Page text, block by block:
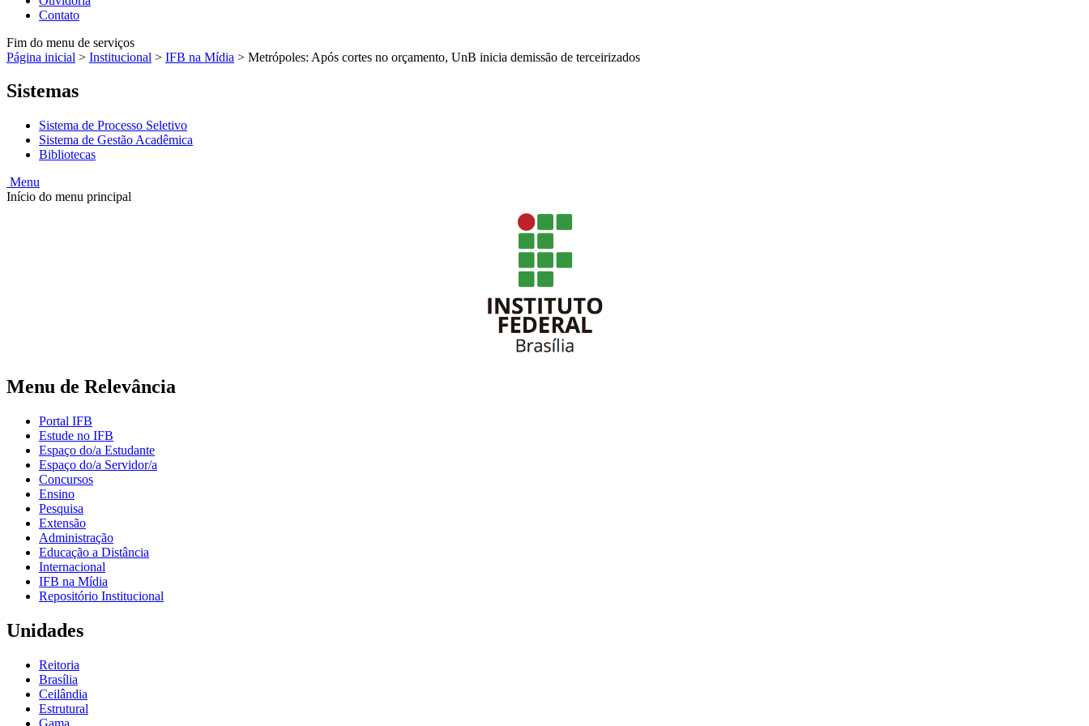
Contato
Fim do menu de serviços
Página inicial > Institucional > IFB na Mídia > Metrópoles: Após cortes no orçamento, UnB inicia demissão de terceirizados
Sistemas
Sistema de Processo Seletivo
Sistema de Gestão Acadêmica
Bibliotecas
Menu
Início do menu principal
Menu de Relevância
Portal IFB
Estude no IFB
Espaço do/a Estudante
Espaço do/a Servidor/a
Concursos
Ensino
Pesquisa
Extensão
Administração
Educação a Distância
Internacional
IFB na Mídia
Repositório Institucional
Unidades
Reitoria
Brasília
Ceilândia
Estrutural
Gama